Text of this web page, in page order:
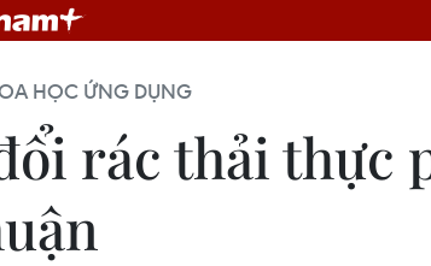
HỌC ỨNG DỤNG
rác thải thực